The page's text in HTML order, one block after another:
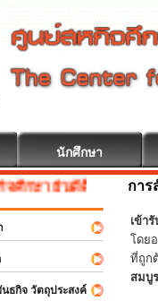
นักศึกษา
า ยินดีต้อนรับ
กิจ วัตถุประสงค์
การ
เข้า
โดย
ที่ถูก
สมบู